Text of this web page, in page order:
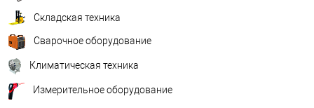
Складская техника
Сварочное оборудование
Климатическая техника
Измерительное оборудование